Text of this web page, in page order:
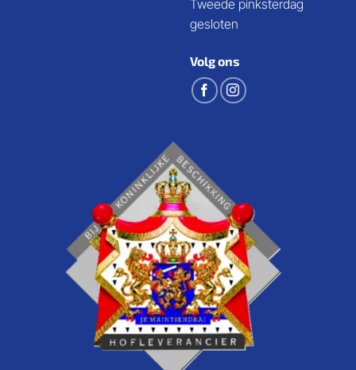
Tweede pinksterdag
gesloten
Volg ons